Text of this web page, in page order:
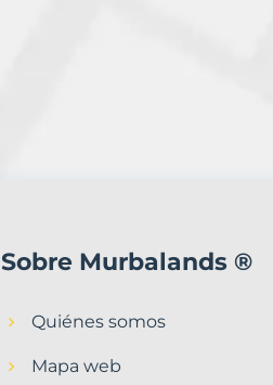
Sobre Murbalands ®
Quiénes somos
Mapa web